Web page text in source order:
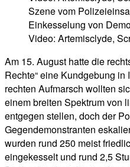
Szene vom
Einkesselung von
Video: Artemisclyde,
Am 15. August hatte die
Rechte“ eine Kundgebung
rechten Aufmarsch wollten
einem breiten Spektrum von
entgegen stellen, doch der
Gegendemonstranten
wurden rund 250 meist
eingekesselt und rund 2,5